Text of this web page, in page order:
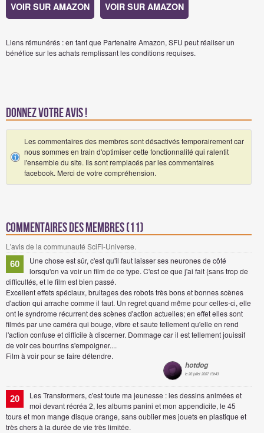
VOIR SUR AMAZON VOIR SUR AMAZON
Liens rémunérés : en tant que Partenaire Amazon, SFU peut réaliser un
bénéfice sur les achats remplissant les conditions requises.
Donnez votre avis !
Les commentaires des membres sont désactivés temporairement car
nous sommes en train d'optimiser cette fonctionnalité qui ralentit
l'ensemble du site. Ils sont remplacés par les commentaires
facebook. Merci de votre compréhension.
Commentaires des membres (11)
L'avis de la communauté SciFi-Universe.
60
Une chose est sûr, c'est qu'il faut laisser ses neurones de côté
lorsqu'on va voir un film de ce type. C'est ce que j'ai fait (sans trop de
difficultés, et le film est bien passé.
Excellent effets spéciaux, bruitages des robots très bons et bonnes scènes
d'action qui arrache comme il faut. Un regret quand même pour celles-ci, elle
ont le syndrome récurrent des scènes d'action actuelles; en effet elles sont
filmés par une caméra qui bouge, vibre et saute tellement qu'elle en rend
l'action confuse et difficile à discerner. Dommage car il est tellement jouissif
de voir ces bourrins s'empoigner....
Film à voir pour se faire détendre.
hotdog
le 26 juillet 2007 13h43
20
Les Transformers, c'est toute ma jeunesse : les dessins animées et
moi devant récréa 2, les albums panini et mon appendicite, le 45
tours et mon mange disque orange, sans oublier mes jouets en plastique et
très chers à la durée de vie très limitée.